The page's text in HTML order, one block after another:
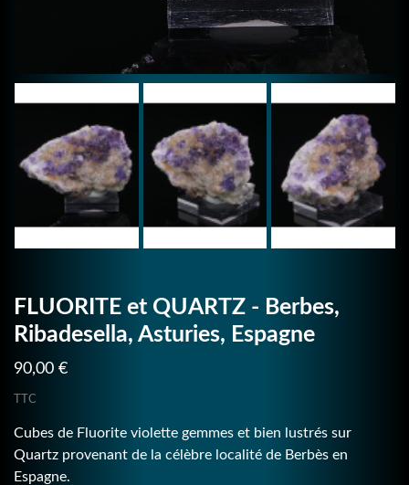
FLUORITE et QUARTZ - Berbes,
Ribadesella, Asturies, Espagne
90,00 €
TTC
Cubes de Fluorite violette gemmes et bien lustrés sur
Quartz provenant de la célèbre localité de Berbès en
Espagne.